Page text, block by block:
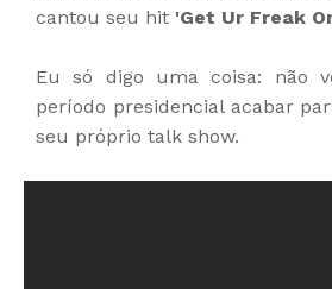
cantou seu hit 'Get Ur Freak
Eu só digo uma coisa: não
período presidencial acabar
seu próprio talk show.